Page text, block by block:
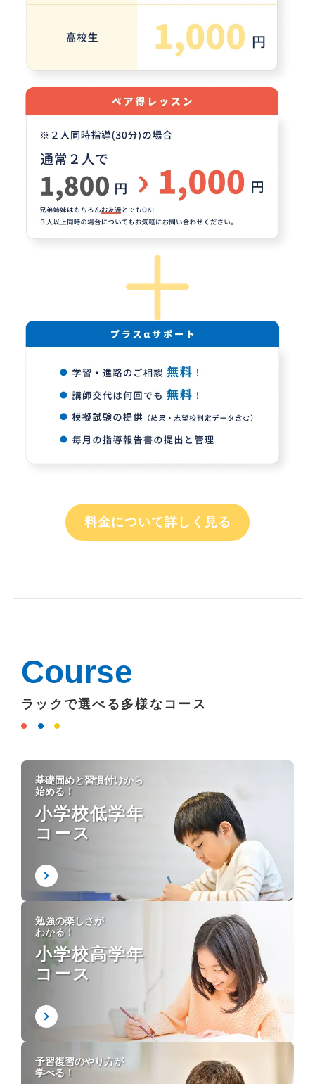
料金について詳しく見る
Course
ラックで選べる多様なコース
基礎固めと習慣付けから
始める！
小学校低学年
コース
勉強の楽しさが
わかる！
小学校高学年
コース
予習復習のやり方が
学べる！